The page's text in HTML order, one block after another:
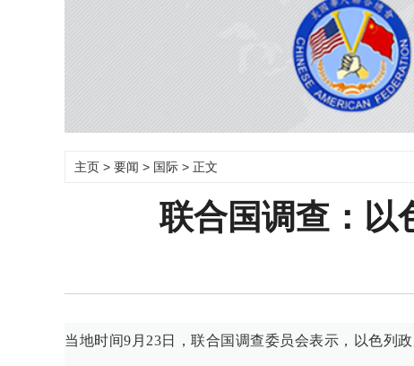
主页 > 要闻 > 国际 > 正文
联合国调查：以
当地时间9月23日，联合国调查委员会表示，以色列